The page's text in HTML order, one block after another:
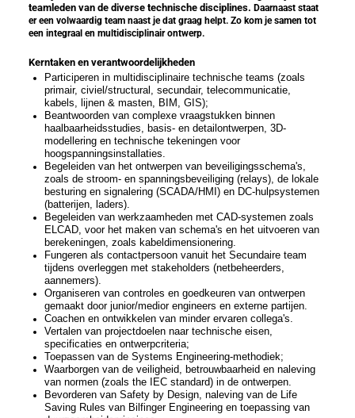
teamleden van de diverse technische disciplines. Daarnaast staat
er een volwaardig team naast je dat graag helpt. Zo kom je samen tot
een integraal en multidisciplinair ontwerp.
Kerntaken en verantwoordelijkheden
Participeren in multidisciplinaire technische teams (zoals
primair, civiel/structural, secundair, telecommunicatie,
kabels, lijnen & masten, BIM, GIS);
Beantwoorden van complexe vraagstukken binnen
haalbaarheidsstudies, basis- en detailontwerpen, 3D-
modellering en technische tekeningen voor
hoogspanningsinstallaties.
Begeleiden van het ontwerpen van beveiligingsschema's,
zoals de stroom- en spanningsbeveiliging (relays), de lokale
besturing en signalering (SCADA/HMI) en DC-hulpsystemen
(batterijen, laders).
Begeleiden van werkzaamheden met CAD-systemen zoals
ELCAD, voor het maken van schema's en het uitvoeren van
berekeningen, zoals kabeldimensionering.
Fungeren als contactpersoon vanuit het Secundaire team
tijdens overleggen met stakeholders (netbeheerders,
aannemers).
Organiseren van controles en goedkeuren van ontwerpen
gemaakt door junior/medior engineers en externe partijen.
Coachen en ontwikkelen van minder ervaren collega's.
Vertalen van projectdoelen naar technische eisen,
specificaties en ontwerpcriteria;
Toepassen van de Systems Engineering-methodiek;
Waarborgen van de veiligheid, betrouwbaarheid en naleving
van normen (zoals the IEC standard) in de ontwerpen.
Bevorderen van Safety by Design, naleving van de Life
Saving Rules van Bilfinger Engineering en toepassing van